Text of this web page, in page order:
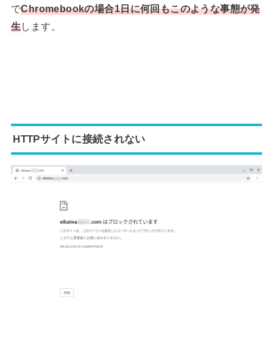
でChromebookの場合1日に何回もこのような事態が発
生します。
HTTPサイトに接続されない